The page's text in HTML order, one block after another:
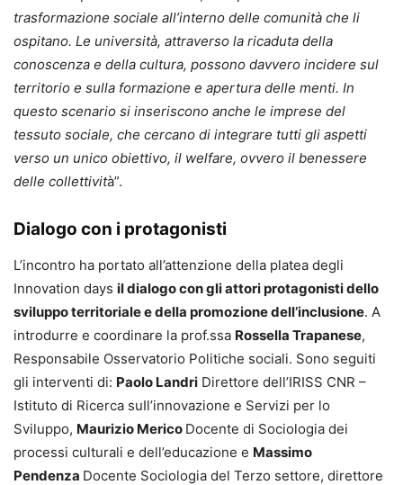
trasformazione sociale all’interno delle comunità che li
ospitano. Le università, attraverso la ricaduta della
conoscenza e della cultura, possono davvero incidere sul
territorio e sulla formazione e apertura delle menti. In
questo scenario si inseriscono anche le imprese del
tessuto sociale, che cercano di integrare tutti gli aspetti
verso un unico obiettivo, il welfare, ovvero il benessere
delle collettività”.
Dialogo con i protagonisti
L’incontro ha portato all’attenzione della platea degli
Innovation days il dialogo con gli attori protagonisti dello
sviluppo territoriale e della promozione dell’inclusione. A
introdurre e coordinare la prof.ssa Rossella Trapanese,
Responsabile Osservatorio Politiche sociali. Sono seguiti
gli interventi di: Paolo Landri Direttore dell’IRISS CNR –
Istituto di Ricerca suIl’innovazione e Servizi per lo
Sviluppo, Maurizio Merico Docente di Sociologia dei
processi culturali e dell’educazione e Massimo
Pendenza Docente Sociologia del Terzo settore, direttore